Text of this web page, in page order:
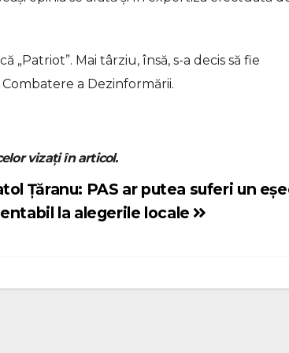
„Patriot”. Mai târziu, însă, s-a decis să fie
a Dezinformării.
vizați în articol.
Țăranu: PAS ar putea suferi un
la alegerile locale